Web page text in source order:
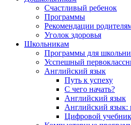
Счастливый ребенок
Программы
Рекомендации
Уголок здоровья
Школьникам
Программы для
Усспешный
Английский язык
Путь к успеху
С чего начать?
Английский язык
Английский язык:
Цифровой учебник